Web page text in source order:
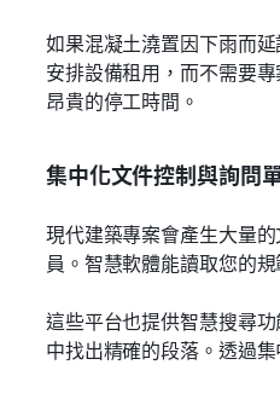
如果混凝土澆置因下雨而
安排設備租用，而不需要
昂貴的停工時間。
集中化文件控制與詢問
現代建築專案會產生大量
員。智慧軟體能讀取您的
這些平台也提供智慧搜尋
中找出精確的段落。透過